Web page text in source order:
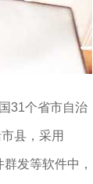
31个省市自治
县，采用
发等软件中，